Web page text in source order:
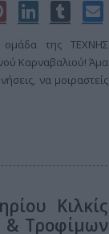
ομάδα της ΤΕΧΝΗΣ
Καρναβαλιού! Άμα
να μοιραστείς
Κιλκίς
& Τροφίμων